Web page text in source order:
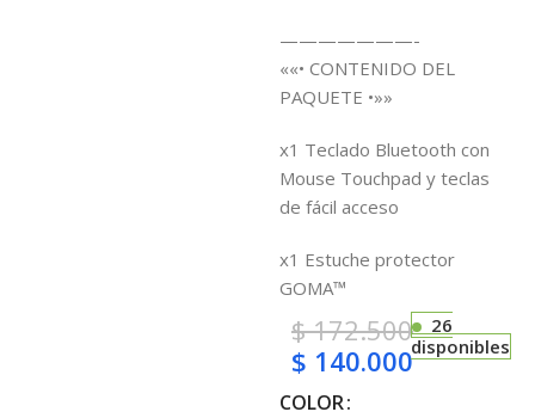
———————-
««• CONTENIDO DEL
PAQUETE •»»
x1 Teclado Bluetooth con
Mouse Touchpad y teclas
de fácil acceso
x1 Estuche protector
GOMA™
$172.500
$ 140.000
26
disponibles
COLOR